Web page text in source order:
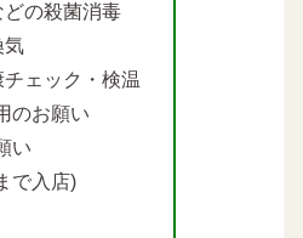
の殺菌消毒
気
ェック・検温
のお願い
い
で入店)